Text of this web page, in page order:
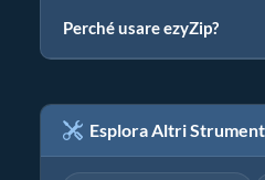
Perché usare ezyZip?
Esplora Altri